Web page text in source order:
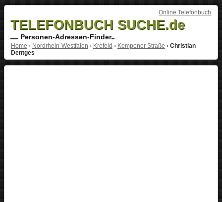
Online Telefonbuch
TELEFONBUCH SUCHE.de
Personen-Adressen-Finder
Home › Nordrhein-Westfalen › Krefeld › Kempener Straße › Christian
Dentges